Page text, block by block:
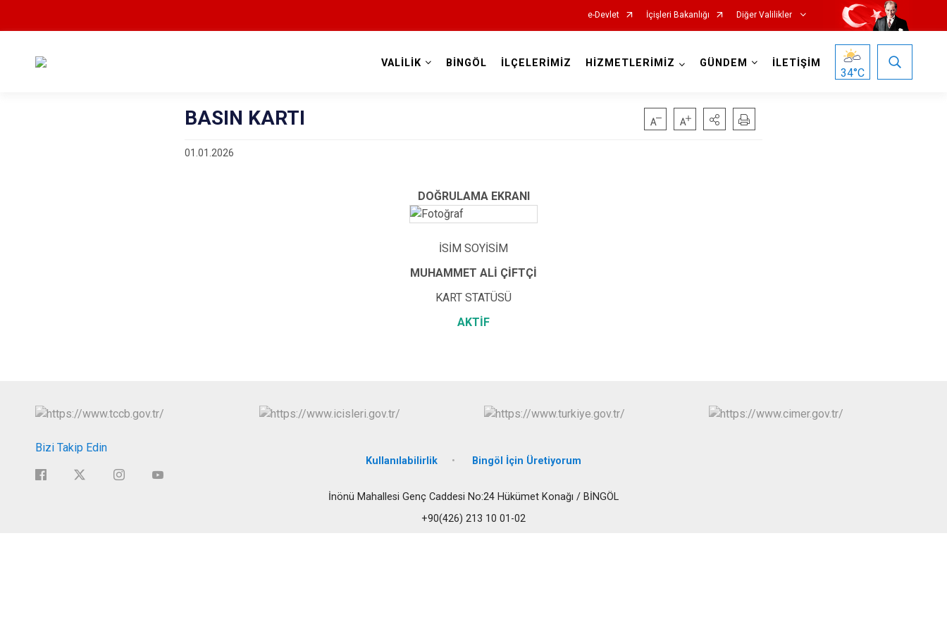
e-Devlet İçişleri Bakanlığı Diğer Valilikler
VALİLİK BİNGÖL İLÇELERİMİZ HİZMETLERİMİZ GÜNDEM İLETİŞİM
34°C
BASIN KARTI
01.01.2026
DOĞRULAMA EKRANI
İSİM SOYİSİM
MUHAMMET ALİ ÇİFTÇİ
KART STATÜSÜ
AKTİF
Bizi Takip Edin
Kullanılabilirlik Bingöl İçin Üretiyorum
İnönü Mahallesi Genç Caddesi No:24 Hükümet Konağı / BİNGÖL
+90(426) 213 10 01-02